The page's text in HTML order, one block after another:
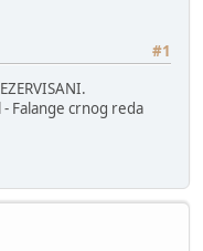
#1
Falange crnog reda